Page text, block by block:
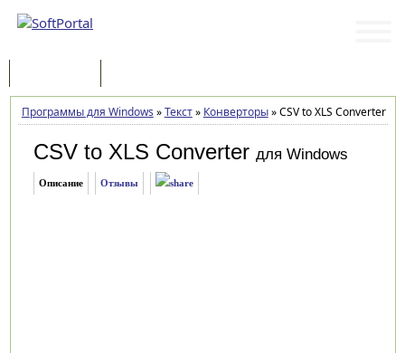
Программы для Windows »Текст» Конверторы»CSV to XLS Converter 1.3
CSV to XLS Converter для Windows
Описание Отзывы